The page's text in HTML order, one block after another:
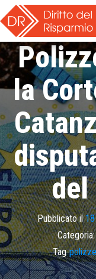
la
Pubblicato il
Categoria:
Tag